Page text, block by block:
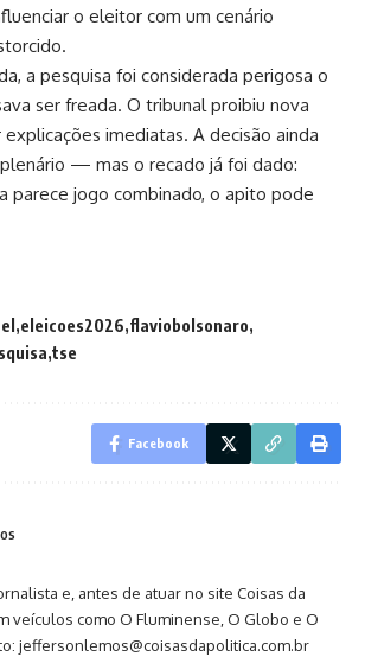
o eleitor com um cenário
a pesquisa foi considerada perigosa o
ser freada. O tribunal proibiu nova
imediatas. A decisão ainda
— mas o recado já foi dado:
parece jogo combinado, o apito pode
eleicoes2026 flaviobolsonaro
tse
Facebook
e, antes de atuar no site Coisas da
veículos como O Fluminense, O Globo e O
jeffersonlemos@coisasdapolitica.com.br